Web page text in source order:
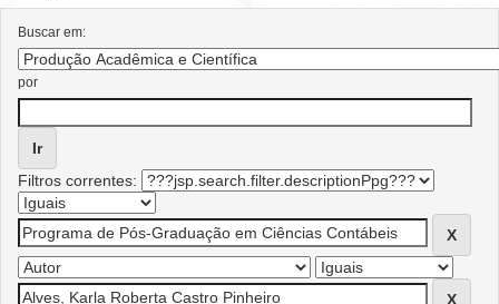
Buscar em:
por
Filtros correntes: